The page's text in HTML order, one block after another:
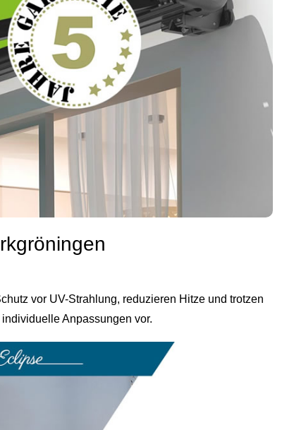
vor UV-Strahlung, reduzieren Hitze und trotzen
Anpassungen vor.